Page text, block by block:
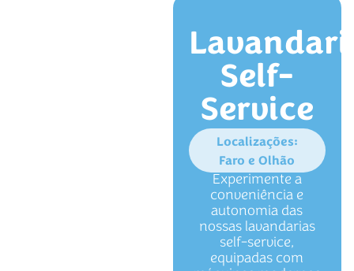
Self-
Service
Localizações:
Faro e Olhão
Experimente a
conveniência e
autonomia das
nossas lavandarias
self-service,
equipadas com